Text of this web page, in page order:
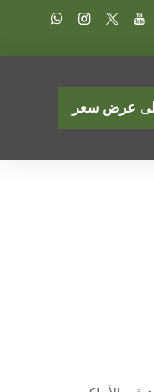
عرض سعر